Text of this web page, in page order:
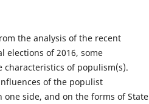
the analysis of the recent
elections of 2016, some
of populism(s).
of the populist
side, and on the forms of State